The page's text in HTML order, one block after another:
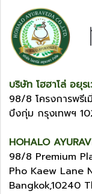
บริษัท โฮฮาโล่ อยุร
98/8 โครงการพรี
บึงกุ่ม กรุงเทพฯ
HOHALO
98/8 Premium
Pho Kaew Lane
Bangkok,10240